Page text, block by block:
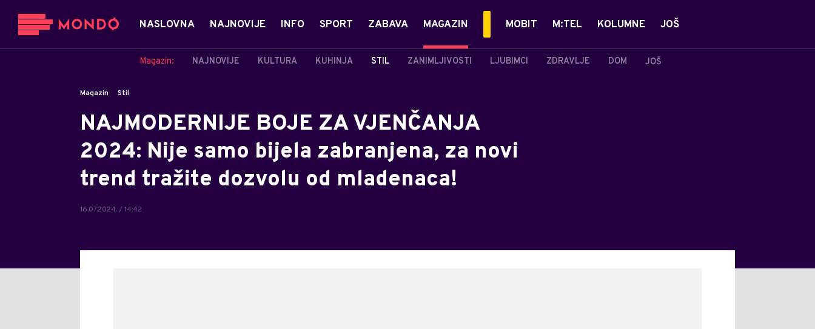
NASLOVNA NAJNOVIJE INFO SPORT ZABAVA MAGAZIN
Magazin: NAJNOVIJE KULTURA KUHINJA STIL ZANIMLJIVOSTI LJUBIMCI ZDRAVLJE DOM JOŠ
MOBIT M:TEL KOLUMNE JOŠ
Magazin Stil
NAJMODERNIJE BOJE ZA VJENČANJA
2024: Nije samo bijela zabranjena, za novi
trend tražite dozvolu od mladenaca!
16.07.2024. / 14:42